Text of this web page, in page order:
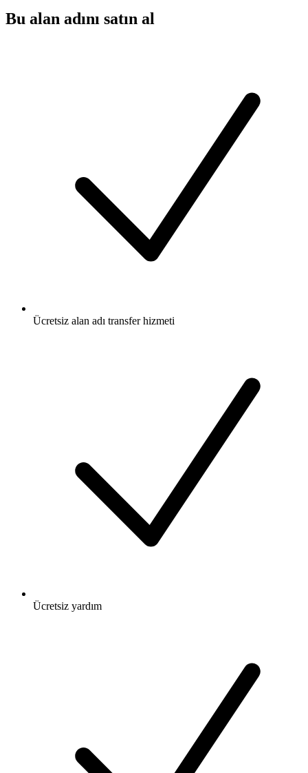
Bu alan adını satın al
Ücretsiz alan adı transfer hizmeti
Ücretsiz yardım